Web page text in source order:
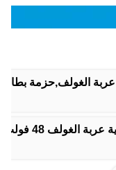
الغولف,حزمة